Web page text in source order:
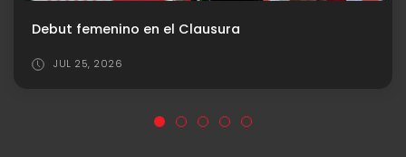
Último antecedente vs. Estudiantes (LP)
JUL 24, 2026